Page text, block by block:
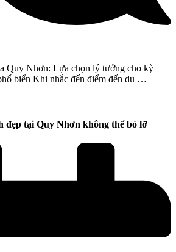
Quy Nhơn: Lựa chọn lý tưởng cho kỳ
biển Khi nhắc đến điểm đến du …
đẹp tại Quy Nhơn không thể bỏ lỡ